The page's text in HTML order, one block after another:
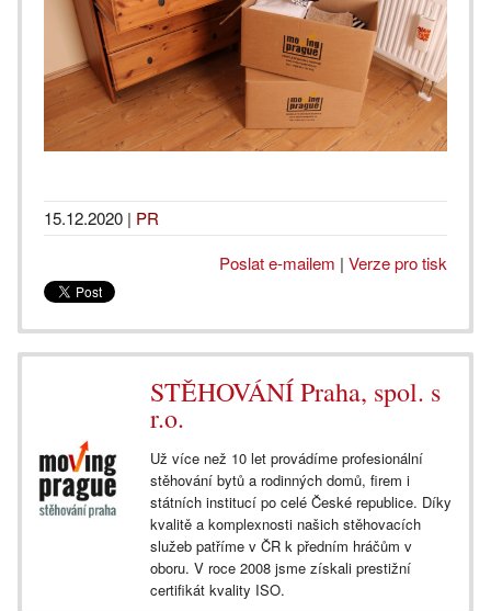
15.12.2020 | PR
Poslat e-mailem | Verze pro tisk
STĚHOVÁNÍ Praha, spol. s
r.o.
Už více než 10 let provádíme profesionální
stěhování bytů a rodinných domů, firem i
státních institucí po celé České republice. Díky
kvalitě a komplexnosti našich stěhovacích
služeb patříme v ČR k předním hráčům v
oboru. V roce 2008 jsme získali prestižní
certifikát kvality ISO.